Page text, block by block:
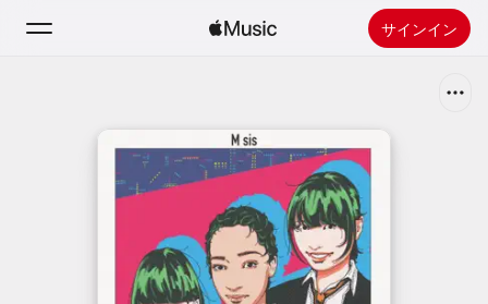
サインイン
新着おすすめ
Apple Musicをインストール